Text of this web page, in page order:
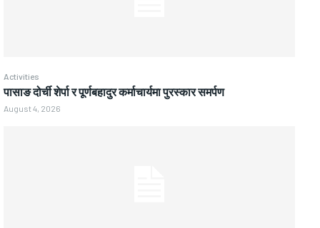
Activities
पासाङ दोर्ची शेर्पा र पूर्णबहादुर कर्माचार्यमा पुरस्कार समर्पण
August 4, 2026